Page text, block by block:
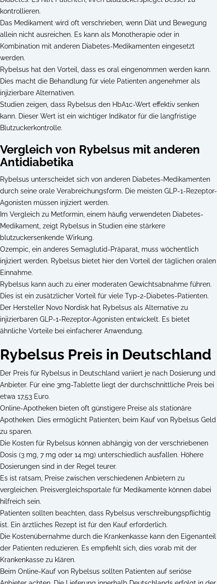
kontrollieren.
Das Medikament wird oft verschrieben, wenn Diät und Bewegung
allein nicht ausreichen. Es kann als Monotherapie oder in
Kombination mit anderen Diabetes-Medikamenten eingesetzt
werden.
Rybelsus hat den Vorteil, dass es oral eingenommen werden kann.
Dies macht die Behandlung für viele Patienten angenehmer als
injizierbare Alternativen.
Studien zeigen, dass Rybelsus den HbA1c-Wert effektiv senken
kann. Dieser Wert ist ein wichtiger Indikator für die langfristige
Blutzuckerkontrolle.
Vergleich von Rybelsus mit anderen
Antidiabetika
Rybelsus unterscheidet sich von anderen Diabetes-Medikamenten
durch seine orale Verabreichungsform. Die meisten GLP-1-Rezeptor-
Agonisten müssen injiziert werden.
Im Vergleich zu Metformin, einem häufig verwendeten Diabetes-
Medikament, zeigt Rybelsus in Studien eine stärkere
blutzuckersenkende Wirkung.
Ozempic, ein anderes Semaglutid-Präparat, muss wöchentlich
injiziert werden. Rybelsus bietet hier den Vorteil der täglichen oralen
Einnahme.
Rybelsus kann auch zu einer moderaten Gewichtsabnahme führen.
Dies ist ein zusätzlicher Vorteil für viele Typ-2-Diabetes-Patienten.
Der Hersteller Novo Nordisk hat Rybelsus als Alternative zu
injizierbaren GLP-1-Rezeptor-Agonisten entwickelt. Es bietet
ähnliche Vorteile bei einfacherer Anwendung.
Rybelsus Preis in Deutschland
Der Preis für Rybelsus in Deutschland variiert je nach Dosierung und
Anbieter. Für eine 3mg-Tablette liegt der durchschnittliche Preis bei
etwa 17,53 Euro.
Online-Apotheken bieten oft günstigere Preise als stationäre
Apotheken. Dies ermöglicht Patienten, beim Kauf von Rybelsus Geld
zu sparen.
Die Kosten für Rybelsus können abhängig von der verschriebenen
Dosis (3 mg, 7 mg oder 14 mg) unterschiedlich ausfallen. Höhere
Dosierungen sind in der Regel teurer.
Es ist ratsam, Preise zwischen verschiedenen Anbietern zu
vergleichen. Preisvergleichsportale für Medikamente können dabei
hilfreich sein.
Patienten sollten beachten, dass Rybelsus verschreibungspflichtig
ist. Ein ärztliches Rezept ist für den Kauf erforderlich.
Die Kostenübernahme durch die Krankenkasse kann den Eigenanteil
der Patienten reduzieren. Es empfiehlt sich, dies vorab mit der
Krankenkasse zu klären.
Beim Online-Kauf von Rybelsus sollten Patienten auf seriöse